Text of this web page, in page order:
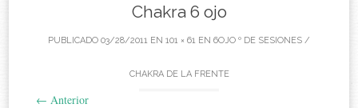
Chakra 6 ojo
PUBLICADO 03/28/2011 EN 101 × 61 EN 6OJO º DE SESIONES /
CHAKRA DE LA FRENTE
← Anterior